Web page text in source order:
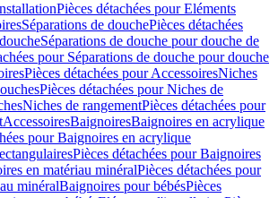
Pièces détachées pour Eléments
Séparations de douchePièces détachées
Séparations de douche pour douche de
pour Séparations de douche pour douche
Pièces détachées pour AccessoiresNiches
Pièces détachées pour Niches de
Niches de rangementPièces détachées pour
AccessoiresBaignoiresBaignoires en acrylique
pour Baignoires en acrylique
Pièces détachées pour Baignoires
en matériau minéralPièces détachées pour
minéralBaignoires pour bébésPièces